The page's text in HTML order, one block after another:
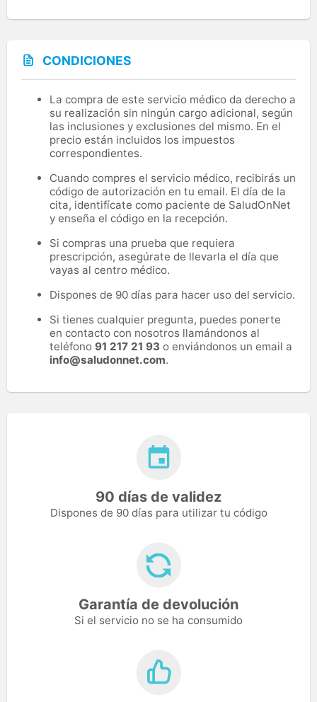
CONDICIONES
La compra de este servicio médico da derecho a
su realización sin ningún cargo adicional, según
las inclusiones y exclusiones del mismo. En el
precio están incluidos los impuestos
correspondientes.
Cuando compres el servicio médico, recibirás un
código de autorización en tu email. El día de la
cita, identifícate como paciente de SaludOnNet
y enseña el código en la recepción.
Si compras una prueba que requiera
prescripción, asegúrate de llevarla el día que
vayas al centro médico.
Dispones de 90 días para hacer uso del servicio.
Si tienes cualquier pregunta, puedes ponerte
en contacto con nosotros llamándonos al
teléfono 91 217 21 93 o enviándonos un email a
info@saludonnet.com.
90 días de validez
Dispones de 90 días para utilizar tu código
Garantía de devolución
Si el servicio no se ha consumido